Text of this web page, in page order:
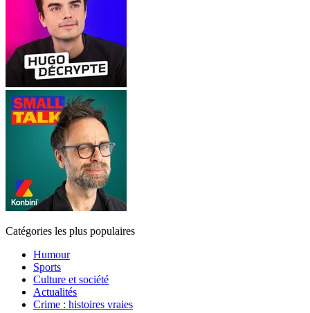
Catégories les plus populaires
Humour
Sports
Culture et société
Actualités
Crime : histoires vraies